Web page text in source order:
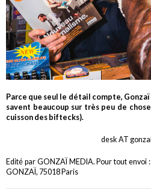
Parce que seul le détail compte,
savent beaucoup sur très peu de
cuisson des biftecks).
desk AT
Edité par GONZAÏ MEDIA. Pour tout envoi
GONZAÏ, 75018 Paris